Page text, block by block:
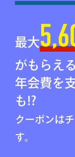
最大
がもらえ
年会費を
も!?
クーポンは
す。